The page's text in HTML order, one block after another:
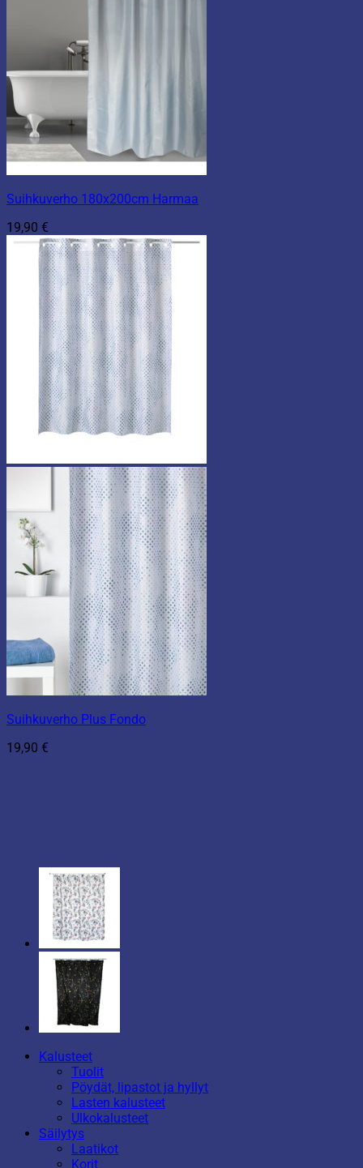
Suihkuverho 180x200cm Harmaa
19,90 €
Suihkuverho Plus Fondo
19,90 €
Kalusteet
Tuolit
Pöydät, lipastot ja hyllyt
Lasten kalusteet
Ulkokalusteet
Säilytys
Laatikot
Korit